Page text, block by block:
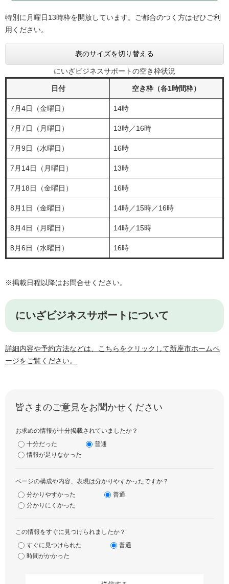
特別に月曜日13時枠を開放しています。ご都合のつく方はぜひご利
用ください。
表のサイズを切り替える
にいざビジネスサポートの空き枠状況
日付 空き枠（各1時間枠）
7月4日（金曜日） 14時
7月7日（月曜日） 13時／16時
7月9日（水曜日） 16時
7月14日（月曜日） 13時
7月18日（金曜日） 16時
8月1日（金曜日） 14時／15時／16時
8月4日（月曜日） 14時／15時
8月6日（水曜日） 16時
※掲載日程以降はお問合せください。
にいざビジネスサポートについて
詳細内容や予約方法などは、こちらをクリックして新座市ホームペ
ージをご覧ください。
皆さまのご意見をお聞かせください
お求めの情報が十分掲載されていましたか？
十分だった
普通
情報が足りなかった
ページの構成や内容、表現は分かりやすかったですか？
分かりやすかった
普通
分かりにくかった
この情報をすぐに見つけられましたか？
すぐに見つけられた
普通
時間がかかった